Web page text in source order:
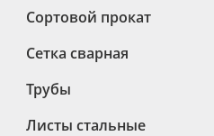
Сортовой прокат
Сетка сварная
Трубы
Листы стальные